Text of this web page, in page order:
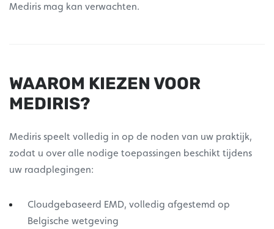
Mediris mag kan verwachten.
WAAROM KIEZEN VOOR
MEDIRIS?
Mediris speelt volledig in op de noden van uw praktijk,
zodat u over alle nodige toepassingen beschikt tijdens
uw raadplegingen:
Cloudgebaseerd EMD, volledig afgestemd op
Belgische wetgeving